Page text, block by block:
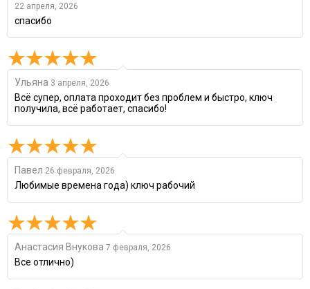
22 апреля, 2026
спасибо
Ульяна 3 апреля, 2026
Всё супер, оплата проходит без проблем и быстро, ключ
получила, всё работает, спасибо!
Павел 26 февраля, 2026
Любимые времена года) ключ рабочий
Анастасия Внукова 7 февраля, 2026
Все отлично)